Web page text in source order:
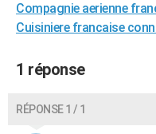
Destinations
City break
Voyage nature
Voyage de noces
Forum
Climat
+PHOTO
BONS PLANS
CARTE DE VOEUX
Compagnie aerienne
Cuisiniere francaise
1 réponse
RÉPONSE 1 / 1